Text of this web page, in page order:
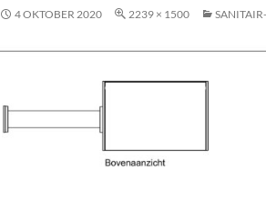
4 OKTOBER 2020 2239 × 1500